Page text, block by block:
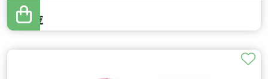
5,19€
4,15 €